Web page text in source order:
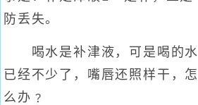
防丢失。
喝水是补津液，可是喝的水
已经不少了，嘴唇还照样干，怎
么办﹖